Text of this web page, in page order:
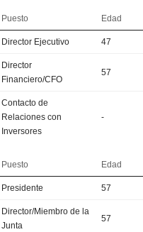
Puesto Edad
Director Ejecutivo 47
Director
Financiero/CFO
57
Contacto de
Relaciones con
Inversores
-
Puesto Edad
Presidente 57
Director/Miembro de la
Junta
57